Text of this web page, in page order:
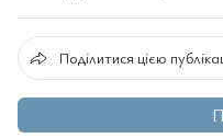
Поділитися цією